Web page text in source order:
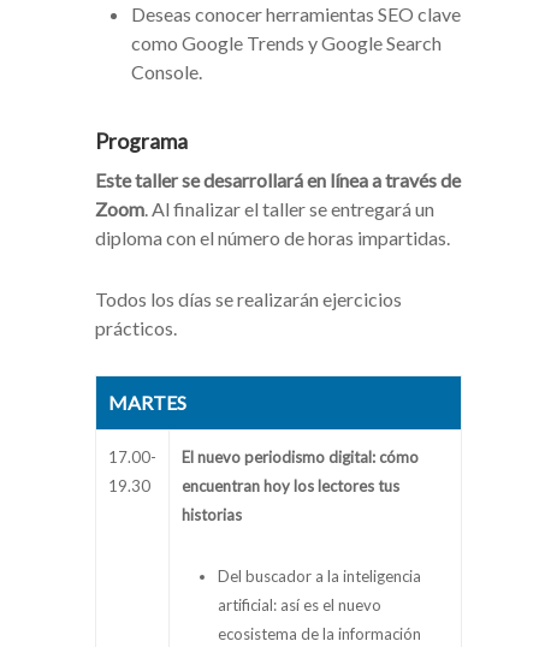
Deseas conocer herramientas SEO clave
como Google Trends y Google Search
Console.
Programa
Este taller se desarrollará en línea a través de
Zoom. Al finalizar el taller se entregará un
diploma con el número de horas impartidas.
Todos los días se realizarán ejercicios
prácticos.
MARTES
17.00-
19.30
El nuevo periodismo digital: cómo
encuentran hoy los lectores tus
historias
Del buscador a la inteligencia
artificial: así es el nuevo
ecosistema de la información